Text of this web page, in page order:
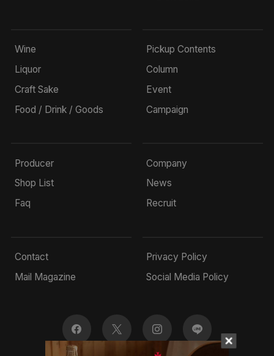
Wine
Liquor
Craft Sake
Food / Drink / Goods
Pickup Contents
Column
Event
Campaign
Producer
Shop List
Faq
Company
News
Recruit
Contact
Mail Magazine
Privacy Policy
Social Media Policy